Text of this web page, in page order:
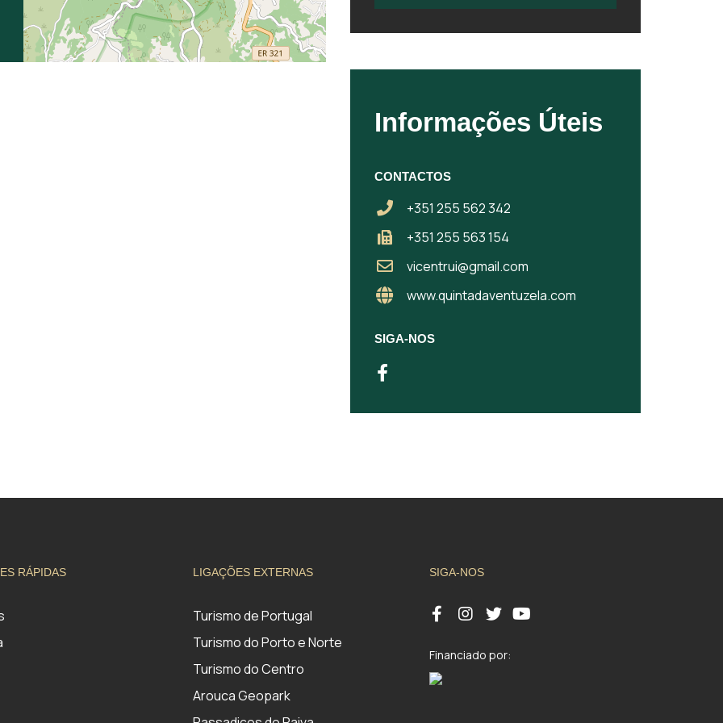
Informações Úteis
CONTACTOS
+351 255 562 342
+351 255 563 154
vicentrui@gmail.com
www.quintadaventuzela.com
SIGA-NOS
RÁPIDAS LIGAÇÕES EXTERNAS
Turismo de Portugal
Turismo do Porto e Norte
Turismo do Centro
Arouca Geopark
SIGA-NOS
Financiado por: